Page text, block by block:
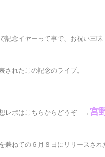
記念イヤーって事で、お祝い三昧
されたこの記念のライブ。
レポはこちらからどうぞ →宮
兼ねての６月８日にリリースさ